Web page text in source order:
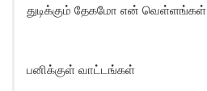
துடிக்கும் தேகமோ என் வெள்ளங்கள்
பனிக்குள் வாட்டங்கள்